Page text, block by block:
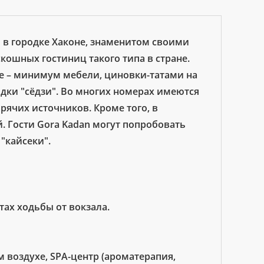
городке Хаконе, знаменитом своими
гостиниц такого типа в стране.
– минимум мебели, циновки-татами на
"сёдзи". Во многих номерах имеются
источников. Кроме того, в
Gora Kadan могут попробовать
ходьбы от вокзала.
SPA-центр (ароматерапия,